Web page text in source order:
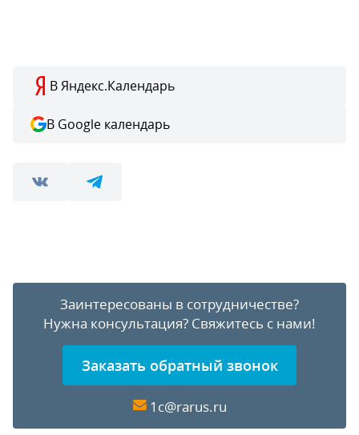
В Яндекс.Календарь
В Google календарь
Заинтересованы в сотрудничестве?
Нужна консультация? Свяжитесь с нами!
Заказать обратный звонок
1c@rarus.ru